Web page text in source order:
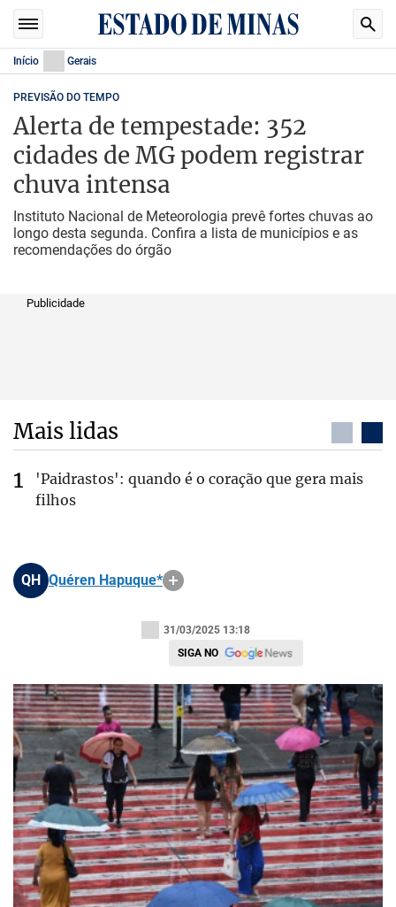
Início Gerais
PREVISÃO DO TEMPO
Alerta de tempestade: 352
cidades de MG podem registrar
chuva intensa
Instituto Nacional de Meteorologia prevê fortes chuvas ao
longo desta segunda. Confira a lista de municípios e as
recomendações do órgão
Publicidade
Mais lidas
'Paidrastos': quando é o coração que gera mais
filhos
QH Quéren Hapuque*
31/03/2025 13:18
SIGA NO